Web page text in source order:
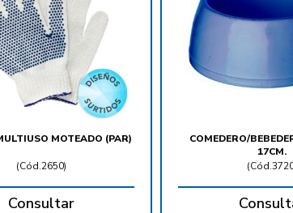
MOTEADO (PAR)
(Cód.2650)
Consultar
COMEDERO/
17CM.
(